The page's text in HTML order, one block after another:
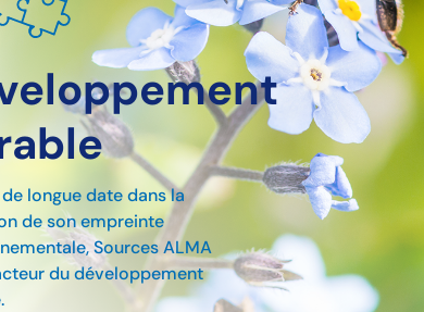
de longue date dans la
de son empreinte
Sources ALMA
du développement